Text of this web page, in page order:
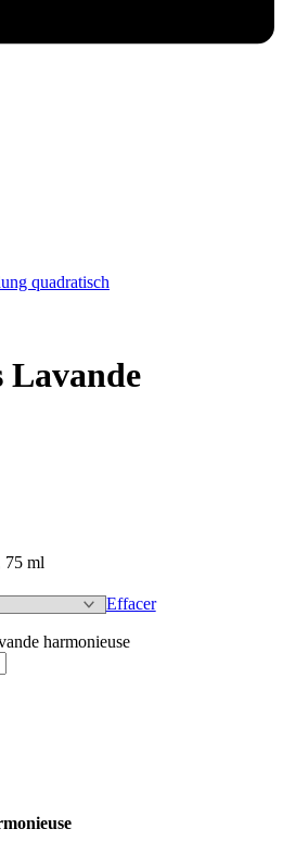
Lavande
75 ml
Effacer
harmonieuse